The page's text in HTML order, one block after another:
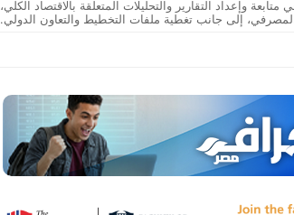
وإعداد التقارير والتحليلات المتعلقة بالاقتصاد الكلي،
إلى جانب تغطية ملفات التخطيط والتعاون الدولي.